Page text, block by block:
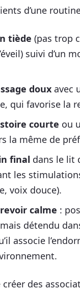
d’une
tiède (pas trop
suivi d’un
douxavec
qui favorise la
courte ou
la même de
final dans le lit
les
voix douce).
calme :
détendu
associe
créer des